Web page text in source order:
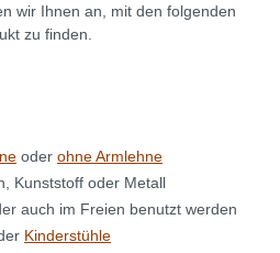
wir Ihnen an, mit den folgenden
zu finden.
oder ohne Armlehne
Kunststoff oder Metall
auch im Freien benutzt werden
Kinderstühle